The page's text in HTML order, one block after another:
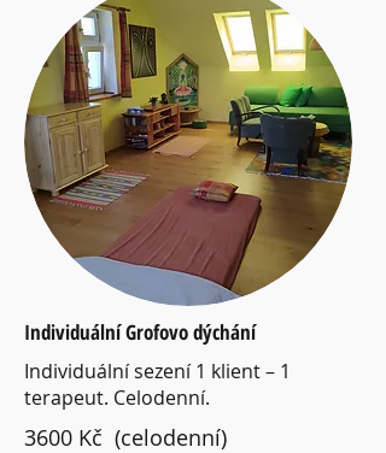
Individuální Grofovo dýchání
Individuální sezení 1 klient – 1
terapeut. Celodenní.
3600 Kč (celodenní)